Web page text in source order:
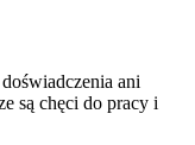
ani
są chęci do pracy i